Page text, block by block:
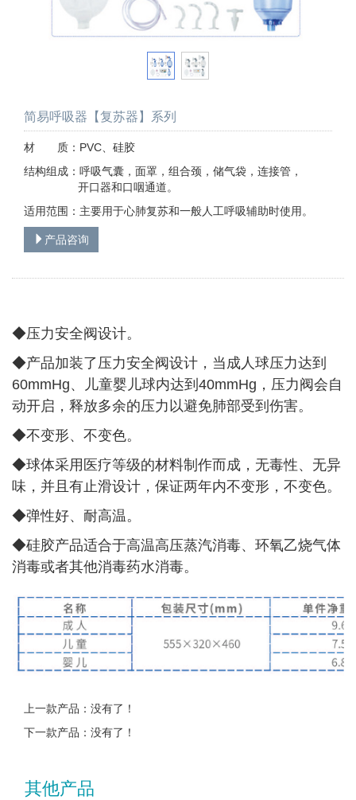
简易呼吸器【复苏器】系列
材 质：PVC、硅胶
结构组成：呼吸气囊，面罩，组合颈，储气袋，连接管，
开口器和口咽通道。
适用范围：主要用于心肺复苏和一般人工呼吸辅助时使用。
产品咨询
◆压力安全阀设计。
◆产品加装了压力安全阀设计，当成人球压力达到
60mmHg、儿童婴儿球内达到40mmHg，压力阀会自
动开启，释放多余的压力以避免肺部受到伤害。
◆不变形、不变色。
◆球体采用医疗等级的材料制作而成，无毒性、无异
味，并且有止滑设计，保证两年内不变形，不变色。
◆弹性好、耐高温。
◆硅胶产品适合于高温高压蒸汽消毒、环氧乙烧气体
消毒或者其他消毒药水消毒。
上一款产品：没有了！
下一款产品：没有了！
其他产品